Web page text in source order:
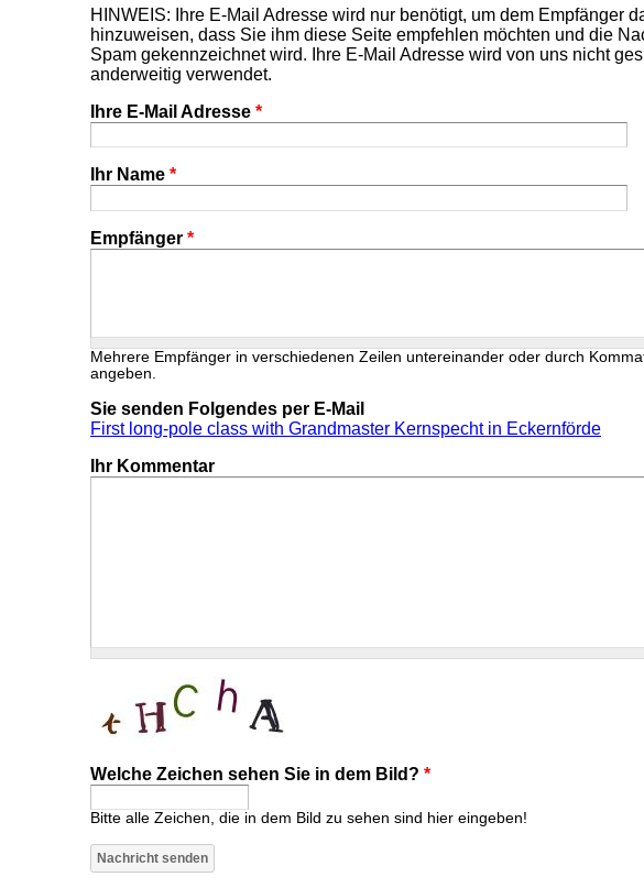
HINWEIS: Ihre E-Mail Adresse wird nur benötigt, um dem Empfänger
hinzuweisen, dass Sie ihm diese Seite empfehlen möchten und die
Spam gekennzeichnet wird. Ihre E-Mail Adresse wird von uns nicht
anderweitig verwendet.
Ihre E-Mail Adresse *
Ihr Name *
Empfänger *
Mehrere Empfänger in verschiedenen Zeilen untereinander oder durch
angeben.
Sie senden Folgendes per E-Mail
First long-pole class with Grandmaster Kernspecht in Eckernförde
Ihr Kommentar
Welche Zeichen sehen Sie in dem Bild? *
Bitte alle Zeichen, die in dem Bild zu sehen sind hier eingeben!